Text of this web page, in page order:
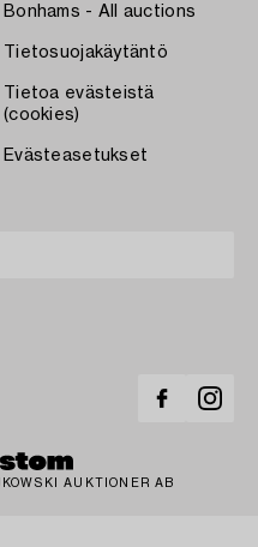
Bonhams - All auctions
Tietosuojakäytäntö
Tietoa evästeistä
(cookies)
Evästeasetukset
AUKTIONER AB